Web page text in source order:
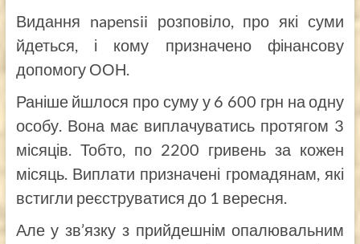
Видання napensii розповіло, про які суми
йдеться, і кому призначено фінансову
допомогу ООН.
Раніше йшлося про суму у 6 600 грн на одну
особу. Вона має виплачуватись протягом 3
місяців. Тобто, по 2200 гривень за кожен
місяць. Виплати призначені громадянам, які
встигли реєструватися до 1 вересня.
Але у зв’язку з прийдешнім опалювальним